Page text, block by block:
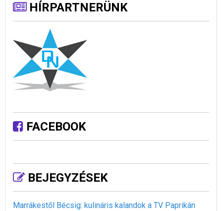
HÍRPARTNERÜNK
FACEBOOK
BEJEGYZÉSEK
Marrákestől Bécsig: kulináris kalandok a TV Paprikán